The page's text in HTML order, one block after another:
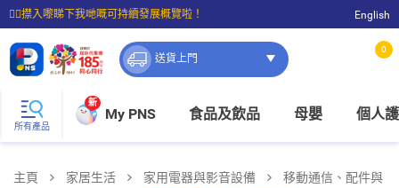
☝🏼㩒入嚟睇下我哋嘅可持續發展概覽啦！
⭐購物滿$399即享免費送貨；滿$100即可免費店取。
English
送貨上門
0
所有產品
新
My PNS 食品及飲品 母嬰 個人
主頁 家居生活 家用電器與影音設備
移動通信、配件與